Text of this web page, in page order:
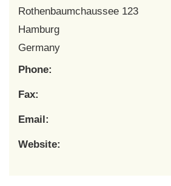
Rothenbaumchaussee 123
Hamburg
Germany
Phone:
Fax:
Email:
Website: